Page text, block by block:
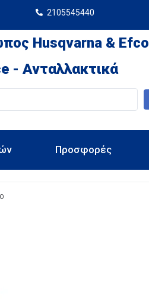
2105545440
Husqvarna & Efco
- Ανταλλακτικά
Προσφορές